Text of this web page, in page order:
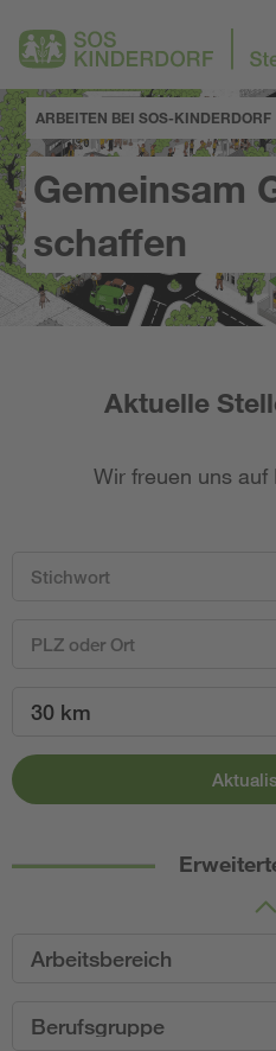
ARBEITEN BEI SOS-KINDERDORF
Gemeinsam
schaffen
Aktuelle
Wir freuen uns auf
30 km
Arbeitsbereich
Berufsgruppe